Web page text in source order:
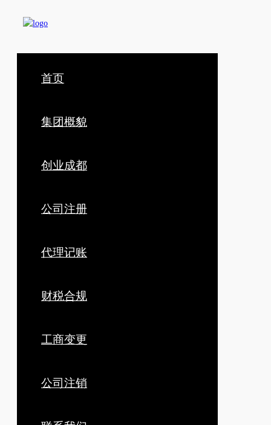
首页
集团概貌
创业成都
公司注册
代理记账
财税合规
工商变更
公司注销